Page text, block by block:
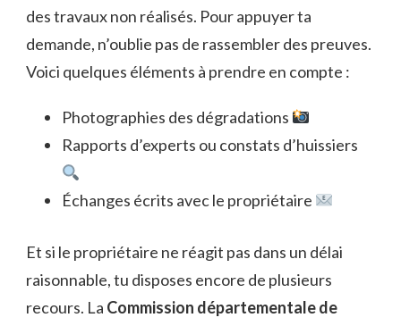
des travaux non réalisés. Pour appuyer ta
demande, n’oublie pas de rassembler des preuves.
Voici quelques éléments à prendre en compte :
Photographies des dégradations
Rapports d’experts ou constats d’huissiers
Échanges écrits avec le propriétaire
Et si le propriétaire ne réagit pas dans un délai
raisonnable, tu disposes encore de plusieurs
recours. La Commission départementale de